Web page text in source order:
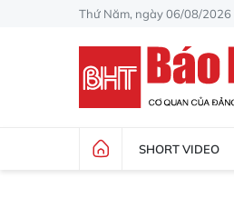
Thứ Năm, ngày 06/08/2026
SHORT VIDEO